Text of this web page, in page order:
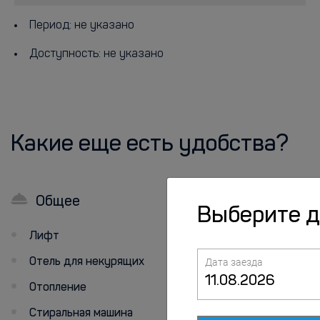
Период: не указано
Доступность: не указано
Какие еще есть удобства?
Общее
Лифт
Отель для некурящих
Отопление
Стиральная машина
В номерах
Холодильник
Выберите
Дата заезда